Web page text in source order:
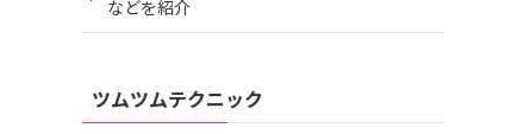
などを紹介
ツムツムテクニック